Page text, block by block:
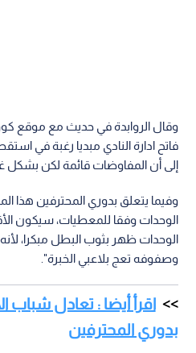
وقال الروابدة في حديث مع موقع
فاتح ادارة النادي مبديا رغبة في
إلى أن المفاوضات قائمة لكن بشكل
وفيما يتعلق بدوري المحترفين هذا
الوحدات وفقا للمعطيات، سيكون
الوحدات ظهر بثوب البطل مبكرا،
وصفوفه تعج بلاعبي الخبرة".
اقرأ أيضا : تعادل شباب
بدوري المحترفين